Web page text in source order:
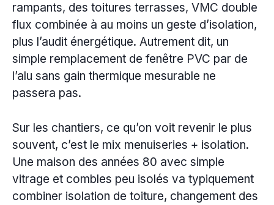
rampants, des toitures terrasses, VMC double
flux combinée à au moins un geste d’isolation,
plus l’audit énergétique. Autrement dit, un
simple remplacement de fenêtre PVC par de
l’alu sans gain thermique mesurable ne
passera pas.
Sur les chantiers, ce qu’on voit revenir le plus
souvent, c’est le mix menuiseries + isolation.
Une maison des années 80 avec simple
vitrage et combles peu isolés va typiquement
combiner isolation de toiture, changement des